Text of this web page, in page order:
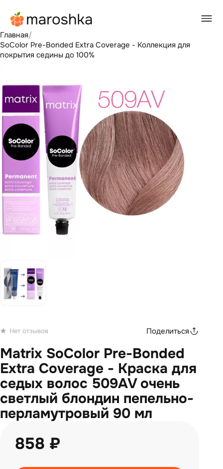
Главная/
SoColor Pre-Bonded Extra Coverage - Коллекция для
покрытия седины до 100%
Нет отзывов Поделиться
Matrix SoColor Pre-Bonded
Extra Coverage - Краска для
седых волос 509AV очень
светлый блондин пепельно-
перламутровый 90 мл
858 ₽